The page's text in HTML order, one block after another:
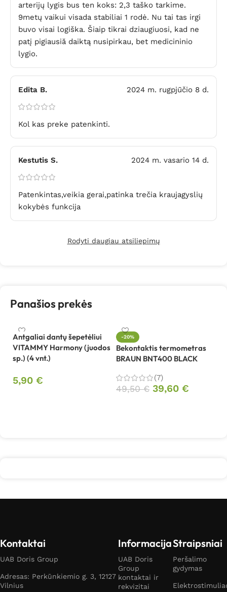
arterijų lygis bus ten koks: 2,3 taško tarkime.
9metų vaikui visada stabiliai 1 rodė. Nu tai tas irgi
buvo visai logiška. Šiaip tikrai dziaugiuosi, kad ne
patį pigiausiă daiktą nusipirkau, bet medicininio
lygio.
Edita B. 2024 m. rugpjūčio 8 d.
Kol kas preke patenkinti.
Kestutis S. 2024 m. vasario 14 d.
Patenkintas,veikia gerai,patinka trečia kraujagyslių
kokybės funkcija
Rodyti daugiau atsiliepimų
Panašios prekės
Antgaliai dantų šepetėliui
VITAMMY Harmony (juodos
sp.) (4 vnt.)
5,90 €
-20%
Bekontaktis termometras
BRAUN BNT400 BLACK
(7)
49,50€ 39,60 €
Kontaktai
UAB Doris Group
Adresas: Perkūnkiemio g. 3, 12127
Vilnius
Informacija
UAB Doris
Group
kontaktai ir
rekvizitai
Straipsniai
Peršalimo
gydymas